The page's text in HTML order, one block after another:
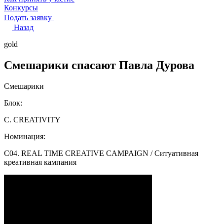
Конкурсы
Подать заявку
Назад
gold
Смешарики спасают Павла Дурова
Смешарики
Блок:
C. CREATIVITY
Номинация:
C04. REAL TIME CREATIVE CAMPAIGN / Ситуативная
креативная кампания